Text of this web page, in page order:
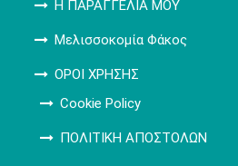
Η ΠΑΡΑΓΓΕΛΙΑ ΜΟΥ
Μελισσοκομία Φάκος
ΟΡΟΙ ΧΡΗΣΗΣ
Cookie Policy
ΠΟΛΙΤΙΚΗ ΑΠΟΣΤΟΛΩΝ